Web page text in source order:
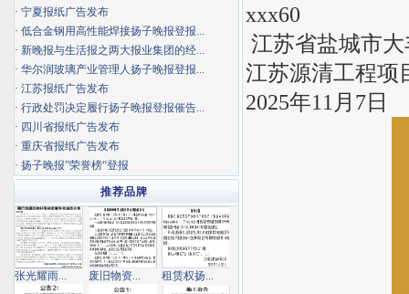
xxx60
江苏省盐城市
江苏源清工程项
2025年11月7日
· 宁夏报纸广告发布
· 低合金钢用高性能焊接扬子晚报登报...
· 新晚报与生活报之两大报业集团的经...
· 华尔润玻璃产业管理人扬子晚报登报...
· 江苏报纸广告发布
· 行政处罚决定履行扬子晚报登报催告...
· 四川省报纸广告发布
· 重庆省报纸广告发布
· 扬子晚报”荣誉榜“登报
推荐品牌
张光耀雨... 废旧物资... 租赁权扬...